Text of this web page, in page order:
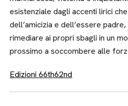
esistenziale dagli accenti lirici
dell’amicizia e dell’essere
rimediare ai propri sbagli in un
prossimo a soccombere alle
Edizioni 66th62nd